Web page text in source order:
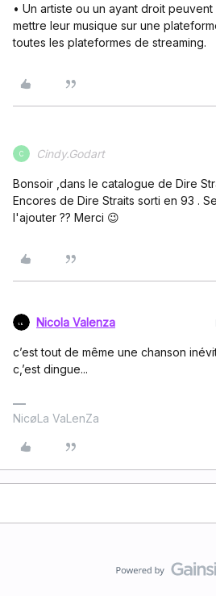
• Un artiste ou un ayant droit
mettre leur musique sur une
toutes les plateformes de streaming.
C Cindy.Godart
Bonsoir ,dans le catalogue de Dire
Encores de Dire Straits sorti en 93 .
l'ajouter ?? Merci 😉
Nicola Valenza
c’est tout de même une chanson
c,’est dingue...
NicøLa VaLenZa